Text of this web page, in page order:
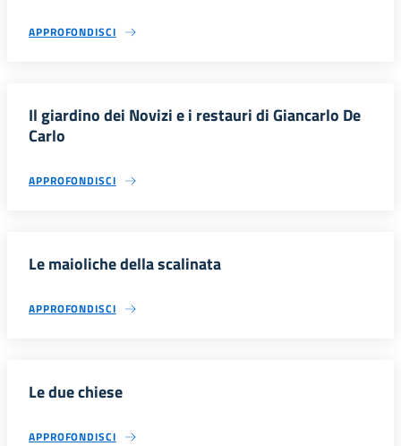
APPROFONDISCI
Il giardino dei Novizi e i restauri di Giancarlo De
Carlo
APPROFONDISCI
Le maioliche della scalinata
APPROFONDISCI
Le due chiese
APPROFONDISCI